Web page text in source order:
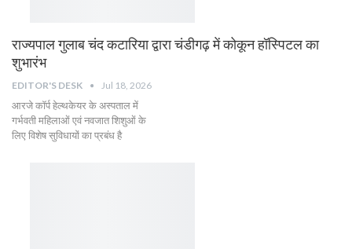
राज्यपाल गुलाब चंद कटारिया द्वारा चंडीगढ़ में कोकून हॉस्पिटल का
शुभारंभ
EDITOR'S DESK Jul 18, 2026
आरजे कॉर्प हेल्थकेयर के अस्पताल में
गर्भवती महिलाओं एवं नवजात शिशुओं के
लिए विशेष सुविधायों का प्रबंध है